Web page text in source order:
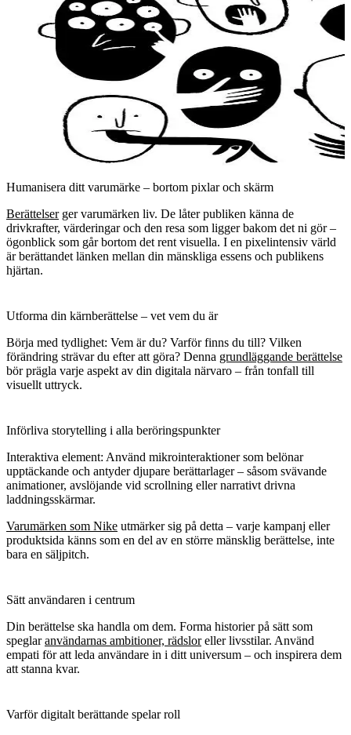
Humanisera ditt varumärke – bortom pixlar och skärm
Berättelserger varumärken liv. De låter publiken känna de
drivkrafter, värderingar och den resa som ligger bakom det ni gör –
ögonblick som går bortom det rent visuella. I en pixelintensiv värld
är berättandet länken mellan din mänskliga essens och publikens
hjärtan.
Utforma din kärnberättelse – vet vem du är
Börja med tydlighet: Vem är du? Varför finns du till? Vilken
förändring strävar du efter att göra? Denna grundläggande berättelse
bör prägla varje aspekt av din digitala närvaro – från tonfall till
visuellt uttryck.
Införliva storytelling i alla beröringspunkter
Interaktiva element: Använd mikrointeraktioner som belönar
upptäckande och antyder djupare berättarlager – såsom svävande
animationer, avslöjande vid scrollning eller narrativt drivna
laddningsskärmar.
Varumärken som Nike utmärker sig på detta – varje kampanj eller
produktsida känns som en del av en större mänsklig berättelse, inte
bara en säljpitch.
Sätt användaren i centrum
Din berättelse ska handla om dem. Forma historier på sätt som
speglaranvändarnas ambitioner, rädsloreller livsstilar. Använd
empati för att leda användare in i ditt universum – och inspirera dem
att stanna kvar.
Varför digitalt berättande spelar roll